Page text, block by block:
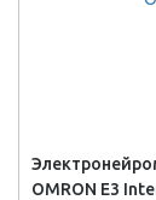
OMRON Е3